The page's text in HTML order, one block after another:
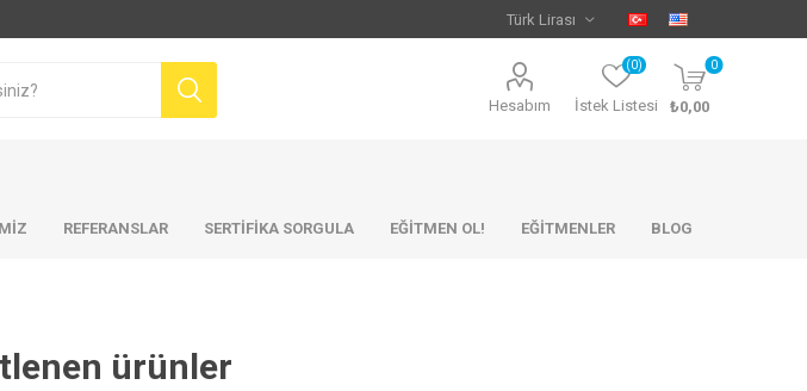
Hesabım İstek Listesi
(0) 0
₺0,00
REFERANSLAR SERTİFİKA SORGULA EĞİTMEN OL! EĞİTMENLER BLOG
ürünler